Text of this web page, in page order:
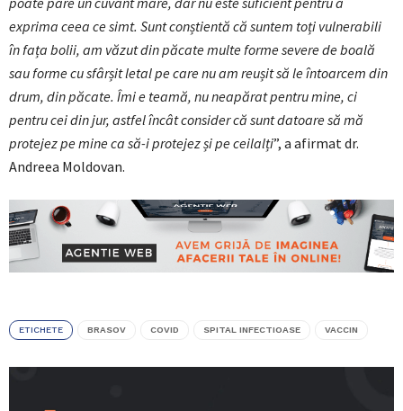
exprima ceea ce simt. Sunt conștientă că suntem toți vulnerabili
în fața bolii, am văzut din păcate multe forme severe de boală
sau forme cu sfârșit letal pe care nu am reușit să le întoarcem din
drum, din păcate. Îmi e teamă, nu neapărat pentru mine, ci
pentru cei din jur, astfel încât consider că sunt datoare să mă
protejez pe mine ca să-i protejez și pe ceilalți”, a afirmat dr.
Andreea Moldovan.
ETICHETE BRASOV COVID SPITAL INFECTIOASE VACCIN